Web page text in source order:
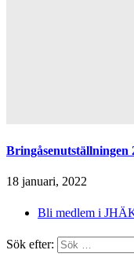
Bringåsenutställningen
18 januari, 2022
Bli medlem i
Sök efter: